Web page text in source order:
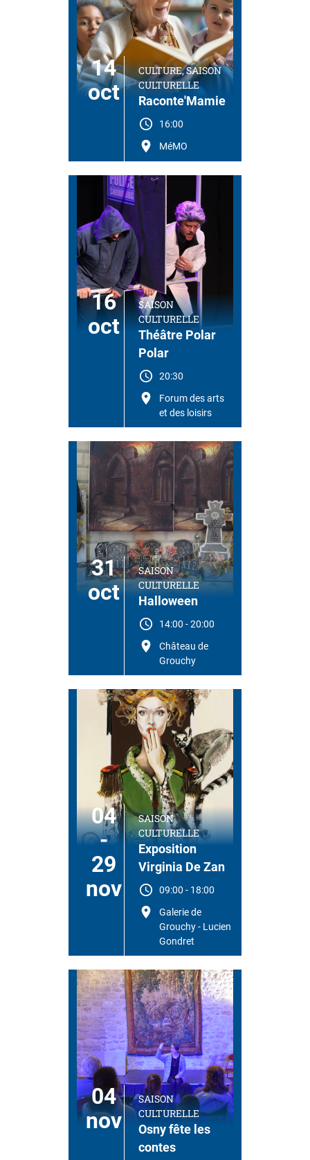
14
oct
CULTURE, SAISON
CULTURELLE
Raconte'Mamie
16:00
MéMO
16
oct
SAISON
CULTURELLE
Théâtre Polar
Polar
20:30
Forum des arts
et des loisirs
31
oct
SAISON
CULTURELLE
Halloween
14:00 -20:00
Château de
Grouchy
04
-
29
nov
SAISON
CULTURELLE
Exposition
Virginia De Zan
09:00 - 18:00
Galerie de
Grouchy - Lucien
Gondret
04
nov
SAISON
CULTURELLE
Osny fête les
contes